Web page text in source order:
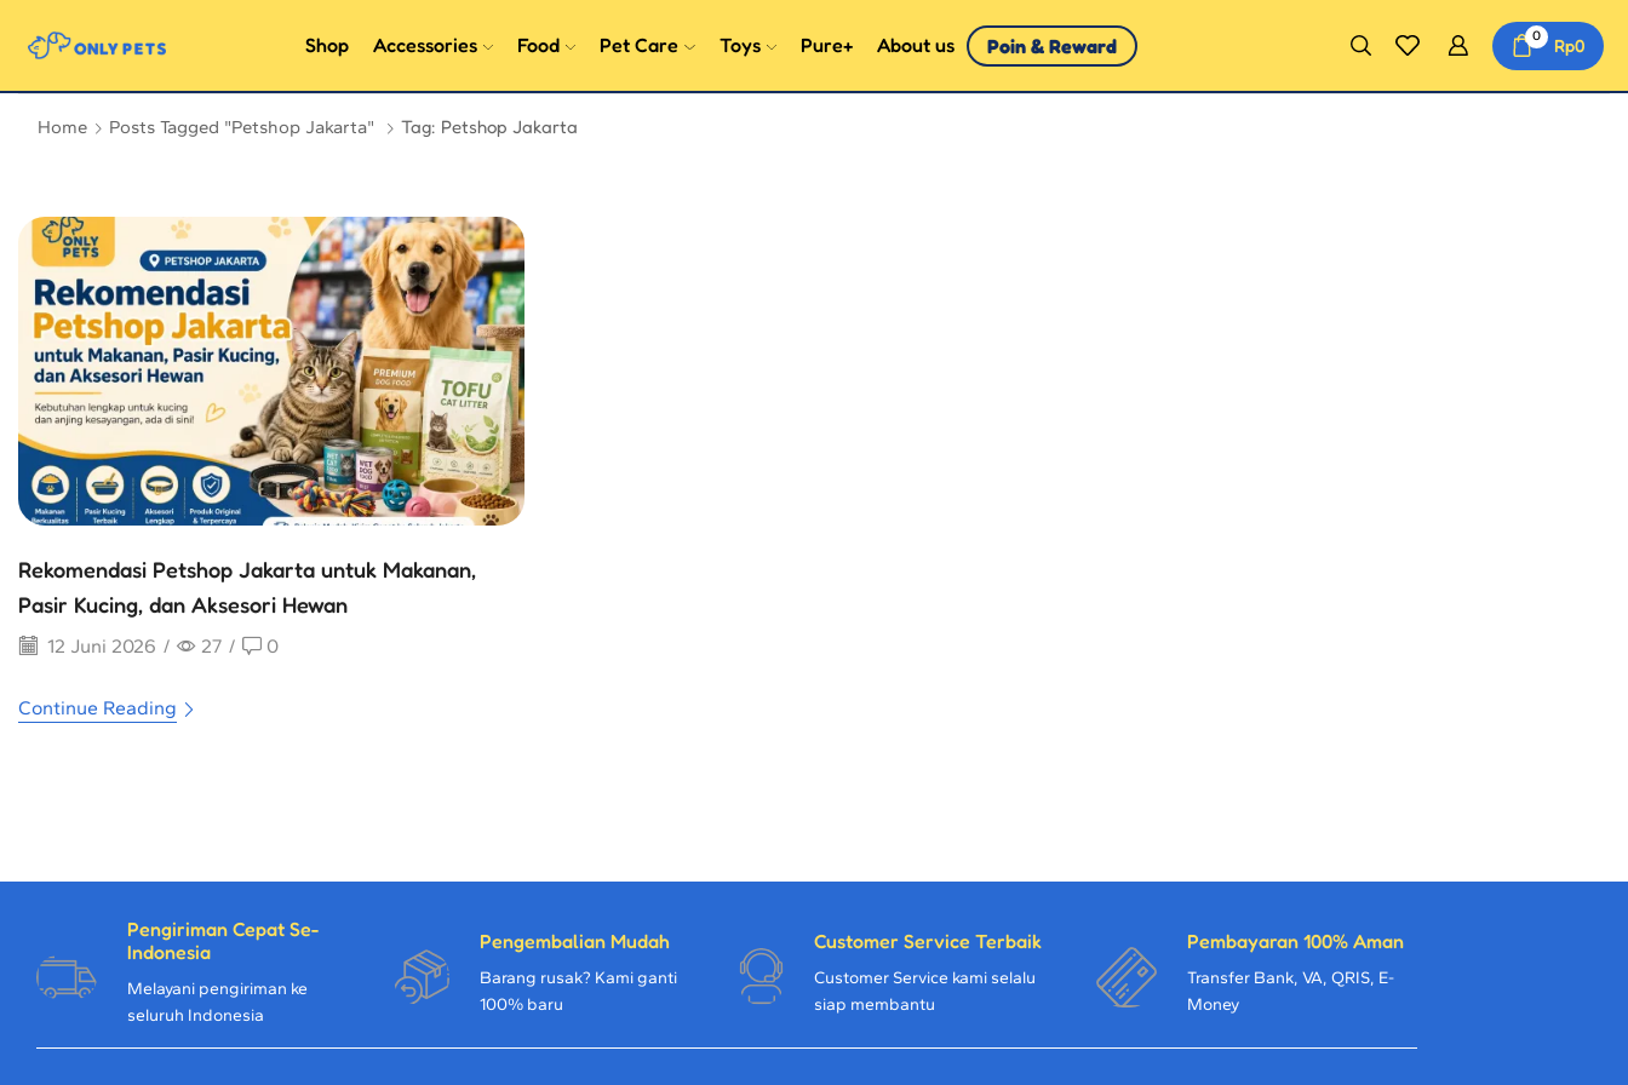
Shop Accessories Food Pet Care Toys Pure+ About us Poin & Reward 0 Rp0
Home Posts Tagged "petshop Jakarta" Tag: Petshop Jakarta
Rekomendasi Petshop Jakarta untuk Makanan,
Pasir Kucing, dan Aksesori Hewan
12 Juni 2026 / 27 / 0
Continue Reading
Pengiriman Cepat Se-
Indonesia
Melayani pengiriman ke
seluruh Indonesia
Pengembalian Mudah
Barang rusak? Kami ganti
100% baru
Customer Service Terbaik
Customer Service kami selalu
siap membantu
Pembayaran 100% Aman
Transfer Bank, VA, QRIS, E-
Money